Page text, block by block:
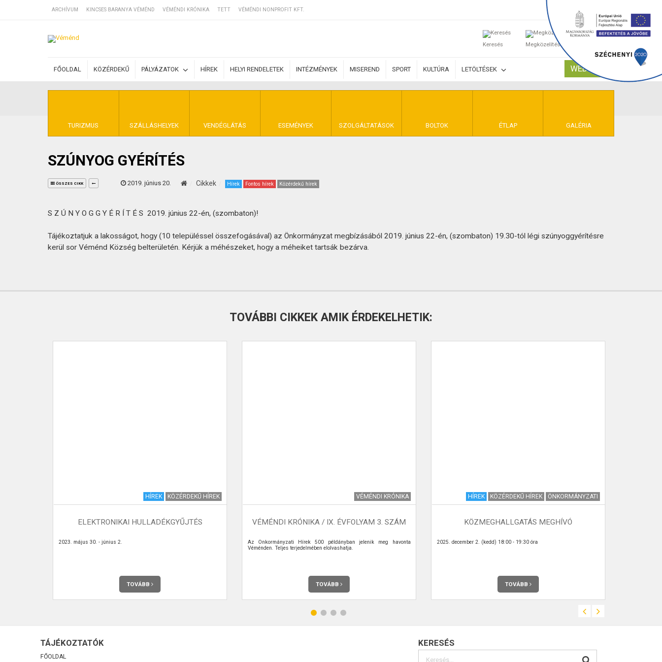
ARCHÍVUM KINCSES BARANYA VÉMÉND VÉMÉNDI KRÓNIKA TETT VÉMÉNDI NONPROFIT KFT.
Keresés Megközelítés
0
FŐOLDAL KÖZÉRDEKŰ PÁLYÁZATOK HÍREK HELYI RENDELETEK INTÉZMÉNYEK MISEREND SPORT KULTÚRA LETÖLTÉSEK WEBSHOP
TURIZMUS SZÁLLÁSHELYEK VENDÉGLÁTÁS ESEMÉNYEK SZOLGÁLTATÁSOK BOLTOK ÉTLAP GALÉRIA
SZÁLLÁSOK
BEJEGYZÉSEK
ÁLTALÁNOS SZERZŐDÉSI FELTÉTELEK
KINCSES BARANYA VÉMÉND
KAPCSOLAT
SZÚNYOG GYÉRÍTÉS
ÖSSZES CIKK 2019. június 20. Cikkek Hírek Fontos hírek Közérdekű hírek
S Z Ú N Y O G G Y É R Í T É S 2019. június 22-én, (szombaton)!
Tájékoztatjuk a lakosságot, hogy (10 településsel összefogásával) az Önkormányzat megbízásából 2019. június 22-én, (szombaton) 19.30-tól légi szúnyoggyérítésre
kerül sor Véménd Község belterületén. Kérjük a méhészeket, hogy a méheiket tartsák bezárva.
TOVÁBBI CIKKEK AMIK ÉRDEKELHETIK:
HÍREK KÖZÉRDEKŰ HÍREK
ELEKTRONIKAI HULLADÉKGYŰJTÉS
2023. május 30. - június 2.
TOVÁBB
VÉMÉNDI KRÓNIKA
VÉMÉNDI KRÓNIKA / IX. ÉVFOLYAM 3. SZÁM
Az Önkormányzati Hírek 500 példányban jelenik meg havonta
Véménden. Teljes terjedelmében elolvashatja.
TOVÁBB
HÍREK KÖZÉRDEKŰ HÍREK ÖNKORMÁNYZATI
KÖZMEGHALLGATÁS MEGHÍVÓ
2025. december 2. (kedd) 18:00 - 19:30 óra
TOVÁBB
TÁJÉKOZTATÓK
FŐOLDAL
KERESÉS